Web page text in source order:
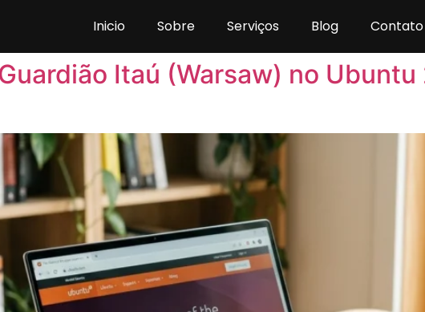
Inicio Sobre Serviços Blog Contato
Itaú (Warsaw) no Ubuntu